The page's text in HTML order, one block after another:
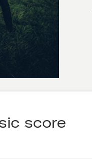
score